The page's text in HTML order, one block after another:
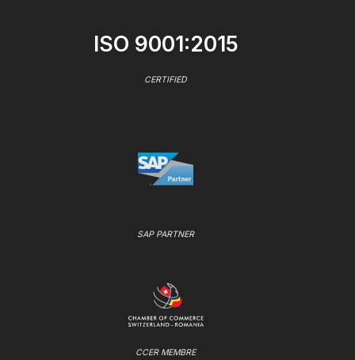
ISO 9001:2015
CERTIFIED
SAP PARTNER
CCER MEMBRE